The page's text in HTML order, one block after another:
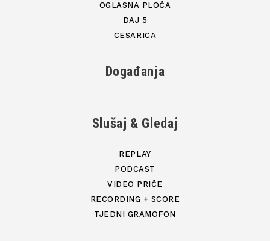
OGLASNA PLOČA
DAJ 5
CESARICA
Događanja
Slušaj & Gledaj
REPLAY
PODCAST
VIDEO PRIČE
RECORDING + SCORE
TJEDNI GRAMOFON